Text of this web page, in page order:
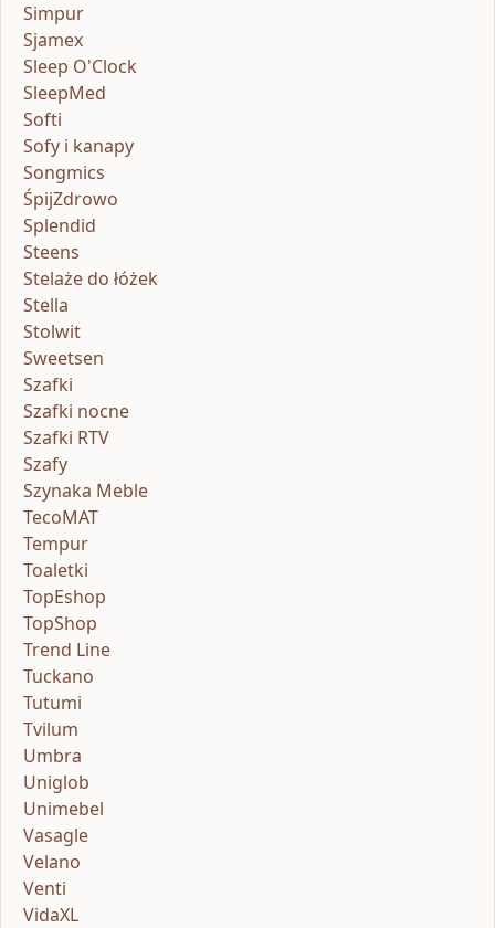
Simpur
Sjamex
Sleep O'Clock
SleepMed
Softi
Sofy i kanapy
Songmics
ŚpijZdrowo
Splendid
Steens
Stelaże do łóżek
Stella
Stolwit
Sweetsen
Szafki
Szafki nocne
Szafki RTV
Szafy
Szynaka Meble
TecoMAT
Tempur
Toaletki
TopEshop
TopShop
Trend Line
Tuckano
Tutumi
Tvilum
Umbra
Uniglob
Unimebel
Vasagle
Velano
Venti
VidaXL